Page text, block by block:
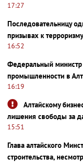
17:27
Последовательницу
призывах к
16:52
Федеральный министр
промышленности в
16:19
Алтайскому
лишения свободы за
15:51
Глава алтайского
строительства,